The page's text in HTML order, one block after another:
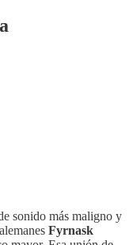
sonido más maligno y
Fyrnask